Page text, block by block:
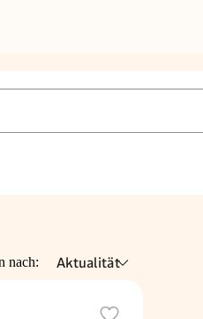
nach: Aktualität